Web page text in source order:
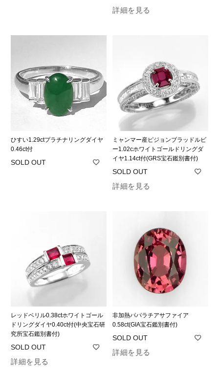
詳細を見る
ひすい1.29ctプラチナリングダイヤ
0.46ct付
ミャンマー産ピジョンブラッドルビ
ー1.02cホワイトゴールドリングダ
イヤ1.14ct付(GRS宝石鑑別書付)
詳細を見る
レッドベリル0.38ctホワイトゴール
ドリングダイヤ0.40ct付(中央宝石研
究所宝石鑑別書付)
詳細を見る
非加熱パパラチアサファイア
0.58ct(GIA宝石鑑別書付)
詳細を見る